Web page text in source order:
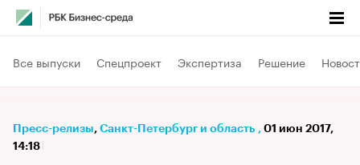
Все выпуски Спецпроект Экспертиза Решение
Пресс-релизы⁠, Санкт-Петербург и область , 01 июн 2017,
14:18